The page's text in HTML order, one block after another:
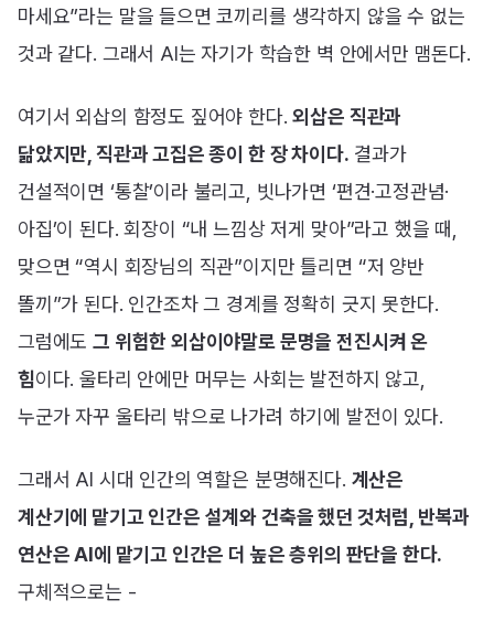
마세요”라는 말을 들으면 코끼리를 생각하지 않을 수 없는
것과 같다. 그래서 AI는 자기가 학습한 벽 안에서만 맴돈다.
여기서 외삽의 함정도 짚어야 한다.외삽은 직관과
닮았지만, 직관과 고집은 종이 한 장 차이다. 결과가
건설적이면 ‘통찰’이라 불리고, 빗나가면 ‘편견·고정관념·
아집’이 된다. 회장이 “내 느낌상 저게 맞아”라고 했을 때,
맞으면 “역시 회장님의 직관”이지만 틀리면 “저 양반
똘끼”가 된다. 인간조차 그 경계를 정확히 긋지 못한다.
그럼에도그 위험한 외삽이야말로 문명을 전진시켜 온
힘이다. 울타리 안에만 머무는 사회는 발전하지 않고,
누군가 자꾸 울타리 밖으로 나가려 하기에 발전이 있다.
그래서 AI 시대 인간의 역할은 분명해진다. 계산은
계산기에 맡기고 인간은 설계와 건축을 했던 것처럼, 반복과
연산은 AI에 맡기고 인간은 더 높은 층위의 판단을 한다.
구체적으로는 -